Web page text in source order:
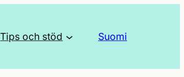
Tips och stöd Suomi